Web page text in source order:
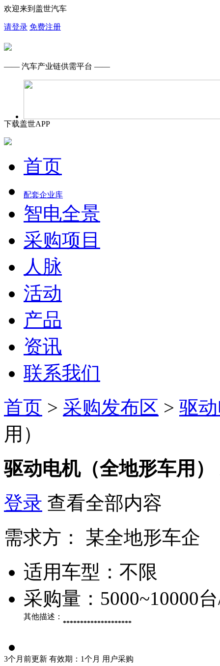
欢迎来到盖世汽车
请登录 免费注册
—— 汽车产业链供需平台 ——
下载盖世APP
首页
配套企业库
智电全景
采购项目
人脉
活动
产品
资讯
联系我们
首页 > 采购发布区 > 驱
用）
驱动电机（全地形车用）
登录 查看全部内容
需求方：
某全地形车企
适用车型： 不限
采购量： 5000~10000
其他描述：
********************
3个月前更新 有效期：1个月 用户采购